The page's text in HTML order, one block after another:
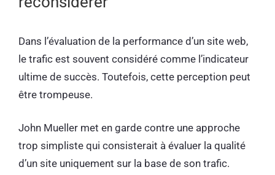
Dans l’évaluation de la performance d’un site web,
le trafic est souvent considéré comme l’indicateur
ultime de succès. Toutefois, cette perception peut
être trompeuse.
John Mueller met en garde contre une approche
trop simpliste qui consisterait à évaluer la qualité
d’un site uniquement sur la base de son trafic.